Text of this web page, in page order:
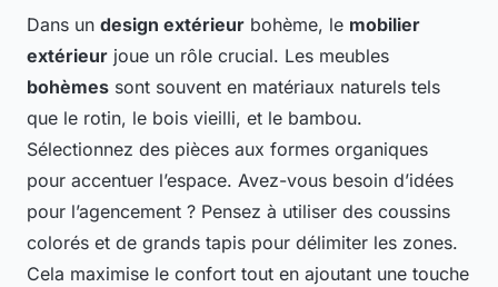
Dans un design extérieur bohème, le mobilier
extérieur joue un rôle crucial. Les meubles
bohèmes sont souvent en matériaux naturels tels
que le rotin, le bois vieilli, et le bambou.
Sélectionnez des pièces aux formes organiques
pour accentuer l’espace. Avez-vous besoin d’idées
pour l’agencement ? Pensez à utiliser des coussins
colorés et de grands tapis pour délimiter les zones.
Cela maximise le confort tout en ajoutant une touche